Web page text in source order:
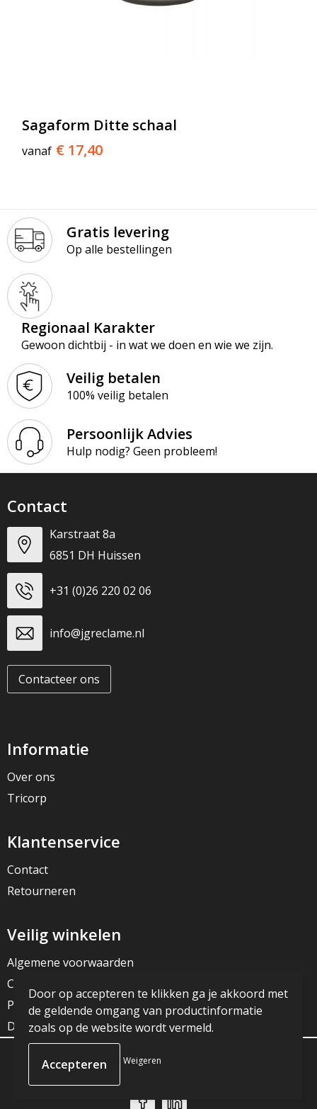
Sagaform Ditte schaal
vanaf € 17,40
Gratis levering
Op alle bestellingen
Regionaal Karakter
Gewoon dichtbij - in wat we doen en wie we zijn.
Veilig betalen
100% veilig betalen
Persoonlijk Advies
Hulp nodig? Geen probleem!
Contact
Karstraat 8a
6851 DH Huissen
+31 (0)26 220 02 06
info@jgreclame.nl
Contacteer ons
Informatie
Over ons
Tricorp
Klantenservice
Contact
Retourneren
Veilig winkelen
Algemene voorwaarden
Cookieverklaring
Privacyverklaring
Disclaimer
© Copyright JG Reclame 2023
Door op accepteren te klikken ga je akkoord met
de geldende omgang van productinformatie
zoals op de website wordt vermeld.
Weigeren